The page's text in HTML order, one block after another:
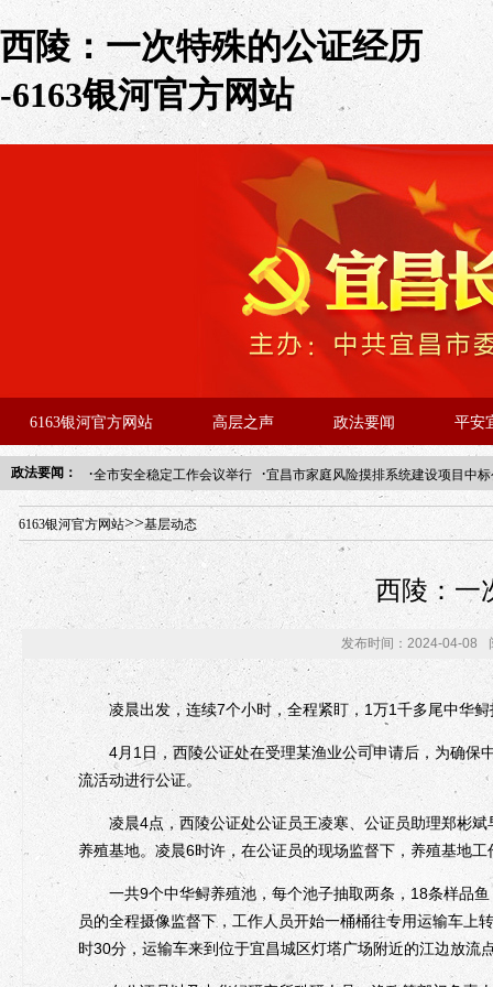
西陵：一次特殊的公证经历
-6163银河官方网站
6163银河官方网站 高层之声 政法要闻 平安
政法要闻： ·全市安全稳定工作会议举行 ·宜昌市家庭风险摸排系统建设项目中
年“招才兴业”事业单位人才引进·北京站人民大学入校工作提醒
6163银河官方网站>>基层动态
西陵：一
发布时间：2024-04-08
凌晨出发，连续7个小时，全程紧盯，1万1千多尾中华
4月1日，西陵公证处在受理某渔业公司申请后，为确保
流活动进行公证。
凌晨4点，西陵公证处公证员王凌寒、公证员助理郑彬斌
养殖基地。凌晨6时许，在公证员的现场监督下，养殖基地
一共9个中华鲟养殖池，每个池子抽取两条，18条样品鱼
员的全程摄像监督下，工作人员开始一桶桶往专用运输车
时30分，运输车来到位于宜昌城区灯塔广场附近的江边放流